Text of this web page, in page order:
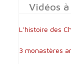
Vidéos
L’histoire des
3 monastères